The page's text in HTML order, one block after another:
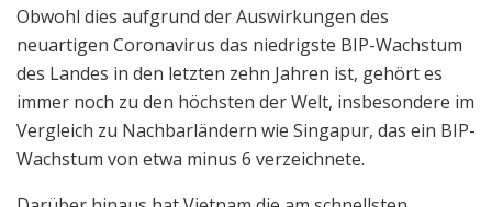
Obwohl dies aufgrund der Auswirkungen des
neuartigen Coronavirus das niedrigste BIP-Wachstum
des Landes in den letzten zehn Jahren ist, gehört es
immer noch zu den höchsten der Welt, insbesondere im
Vergleich zu Nachbarländern wie Singapur, das ein BIP-
Wachstum von etwa minus 6 verzeichnete.